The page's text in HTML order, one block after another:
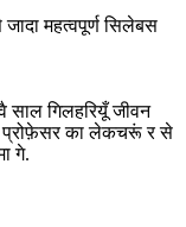
महत्वपूर्ण सिलेबस
गिलहरियूँ जीवन
प्रोफ़ेसर का लेकचरूं र से
गे.